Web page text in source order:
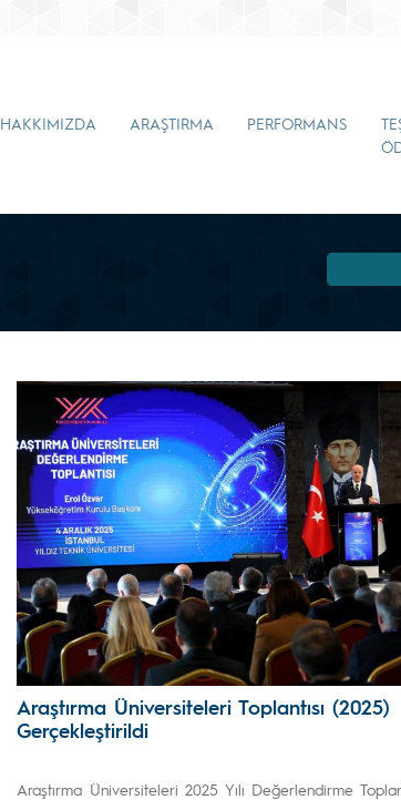
HAKKIMIZDA ARAŞTIRMA PERFORMANS
Araştırma Üniversiteleri Toplantısı (2025)
Gerçekleştirildi
Araştırma Üniversiteleri 2025 Yılı Değerlendirme